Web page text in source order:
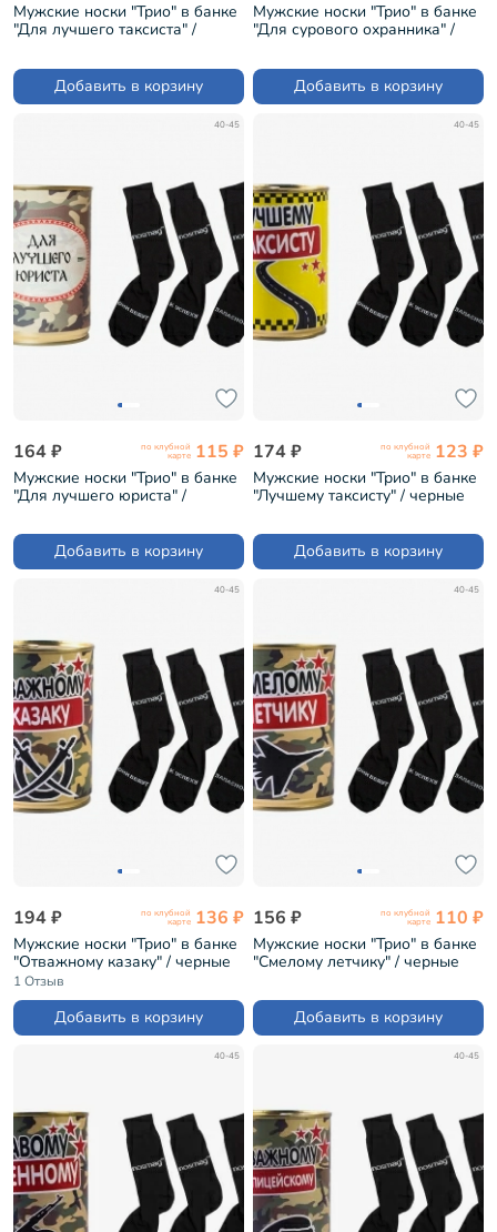
Мужские носки "Трио" в банке
"Для лучшего таксиста" /
Добавить в корзину
Мужские носки "Трио" в банке
"Для сурового охранника" /
Добавить в корзину
40-45
164 ₽ по клубной
карте 115 ₽
Мужские носки "Трио" в банке
"Для лучшего юриста" /
Добавить в корзину
40-45
174 ₽ по клубной
карте 123 ₽
Мужские носки "Трио" в банке
"Лучшему таксисту" / черные
Добавить в корзину
40-45
194 ₽ по клубной
карте 136 ₽
Мужские носки "Трио" в банке
"Отважному казаку" / черные
(1БАН_Др)
1 Отзыв
Добавить в корзину
40-45
156 ₽ по клубной
карте 110 ₽
Мужские носки "Трио" в банке
"Смелому летчику" / черные
Добавить в корзину
40-45 40-45